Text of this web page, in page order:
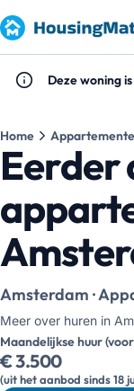
Deze woning
Home
Eerder
Amsterdam ·
Meer over huren in
Maandelijkse huur
€ 3.500
(uit het aanbod sinds 18